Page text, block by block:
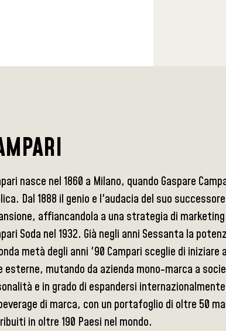
nasce nel 1860 a Milano, quando Gaspare
Dal 1888 il genio e l'audacia del suo
affiancandola a una strategia di
Soda nel 1932. Già negli anni Sessanta la
metà degli anni '90 Campari sceglie di
esterne, mutando da azienda mono-marca a
e in grado di espandersi
di marca, con un portafoglio di oltre 50
in oltre 190 Paesi nel mondo.